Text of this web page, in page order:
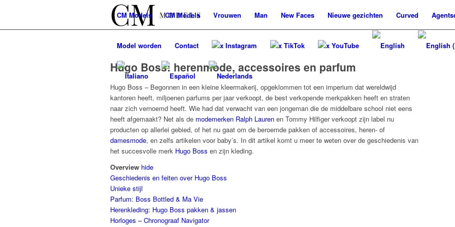
CMModels CMModels Vrouwen Man New Faces Nieuwe gezichten Curved
Model worden Contact x Instagram x TikTok x YouTube
Hugo Boss: herenmode, accessoires en parfum
Hugo Boss – Begonnen in een kleine kleermakerij, opgeklommen tot een imperium dat wereldwijd
kantoren heeft, miljoenen parfums per jaar verkoopt, de best verkopende merkpakken heeft en straten
naar zich vernoemd heeft. Wie had dat verwacht van een jongeman die de middelbare school niet eens
heeft afgemaakt? Net als de modemerken Ralph Lauren en Tommy Hilfigerverkoopt zijn label nu
producten op allerlei gebied, of het nu gaat om de beroemde pakken of accessoires, heren- of
damesmode, en zelfs artikelen voor baby’s. In dit artikel komt u meer te weten over de geschiedenis van
het succesvolle merk Hugo Boss en zijn kleding.
Overview hide
Geschiedenis en feiten over Hugo Boss
Unieke stijl
Parfum: Boss Bottled & Ma Vie
Herenkleding: Hugo Boss pakken & jassen
Horloges – Chronograaf Navigator